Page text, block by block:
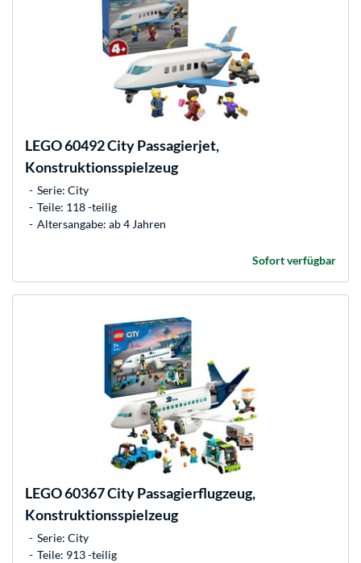
LEGO60492 City Passagierjet,
Konstruktionsspielzeug
Serie: City
Teile: 118 -teilig
Altersangabe: ab 4 Jahren
Sofort verfügbar
LEGO60367 City Passagierflugzeug,
Konstruktionsspielzeug
Serie: City
Teile: 913 -teilig